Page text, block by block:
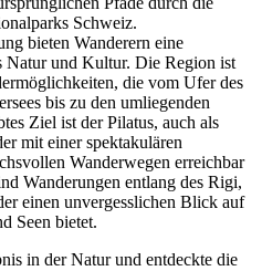
Schweiz.
bieten Wanderern eine
Natur und Kultur. Die Region ist
die vom Ufer des
bis zu den umliegenden
Ziel ist der Pilatus, auch als
mit einer spektakulären
Wanderwegen erreichbar
Wanderungen entlang des Rigi,
einen unvergesslichen Blick auf
Seen bietet.
in der Natur und entdeckte die